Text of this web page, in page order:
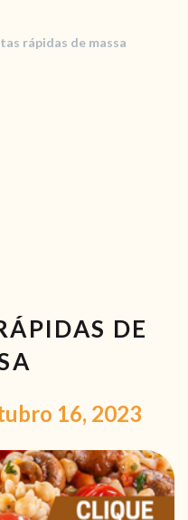
rápidas de massa
DE
16, 2023